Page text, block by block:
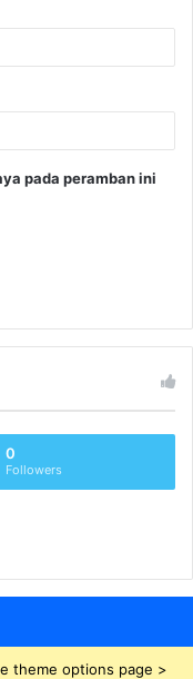
pada peramban ini
0
Followers
theme options page >